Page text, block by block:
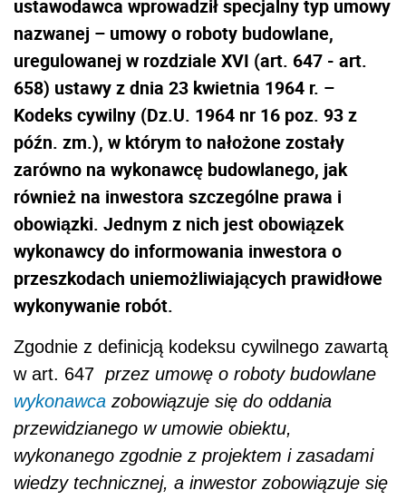
ustawodawca wprowadził specjalny typ umowy
nazwanej – umowy o roboty budowlane,
uregulowanej w rozdziale XVI (art. 647 - art.
658) ustawy z dnia 23 kwietnia 1964 r. –
Kodeks cywilny (Dz.U. 1964 nr 16 poz. 93 z
późn. zm.), w którym to nałożone zostały
zarówno na wykonawcę budowlanego, jak
również na inwestora szczególne prawa i
obowiązki. Jednym z nich jest obowiązek
wykonawcy do informowania inwestora o
przeszkodach uniemożliwiających prawidłowe
wykonywanie robót.
Zgodnie z definicją kodeksu cywilnego zawartą
w art. 647 przez umowę o roboty budowlane
wykonawca zobowiązuje się do oddania
przewidzianego w umowie obiektu,
wykonanego zgodnie z projektem i zasadami
wiedzy technicznej, a inwestor zobowiązuje się